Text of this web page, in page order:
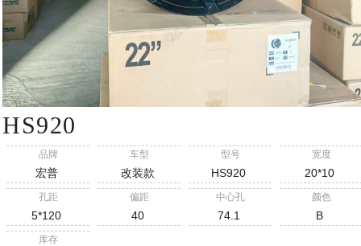
HS920
品牌
宏普
车型
改装款
型号
HS920
宽度
20*10
孔距
5*120
偏距
40
中心孔
74.1
颜色
B
库存